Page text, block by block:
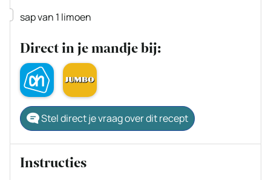
▢
sap van 1 limoen
Direct in je mandje bij:
Stel direct je vraag over dit recept
Instructies